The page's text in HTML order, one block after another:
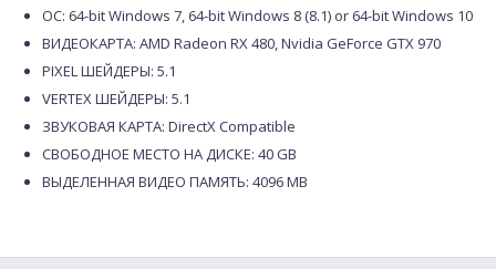
ОС: 64-bit Windows 7, 64-bit Windows 8 (8.1) or 64-bit Windows 10
ВИДЕОКАРТА: AMD Radeon RX 480, Nvidia GeForce GTX 970
PIXEL ШЕЙДЕРЫ: 5.1
VERTEX ШЕЙДЕРЫ: 5.1
ЗВУКОВАЯ КАРТА: DirectX Compatible
СВОБОДНОЕ МЕСТО НА ДИСКЕ: 40 GB
ВЫДЕЛЕННАЯ ВИДЕО ПАМЯТЬ: 4096 MB